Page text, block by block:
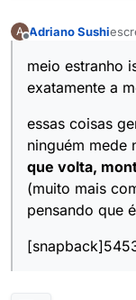
A Adriano Sushi
meio estranho
exatamente a
essas coisas
ninguém mede
que volta,
(muito mais
pensando que